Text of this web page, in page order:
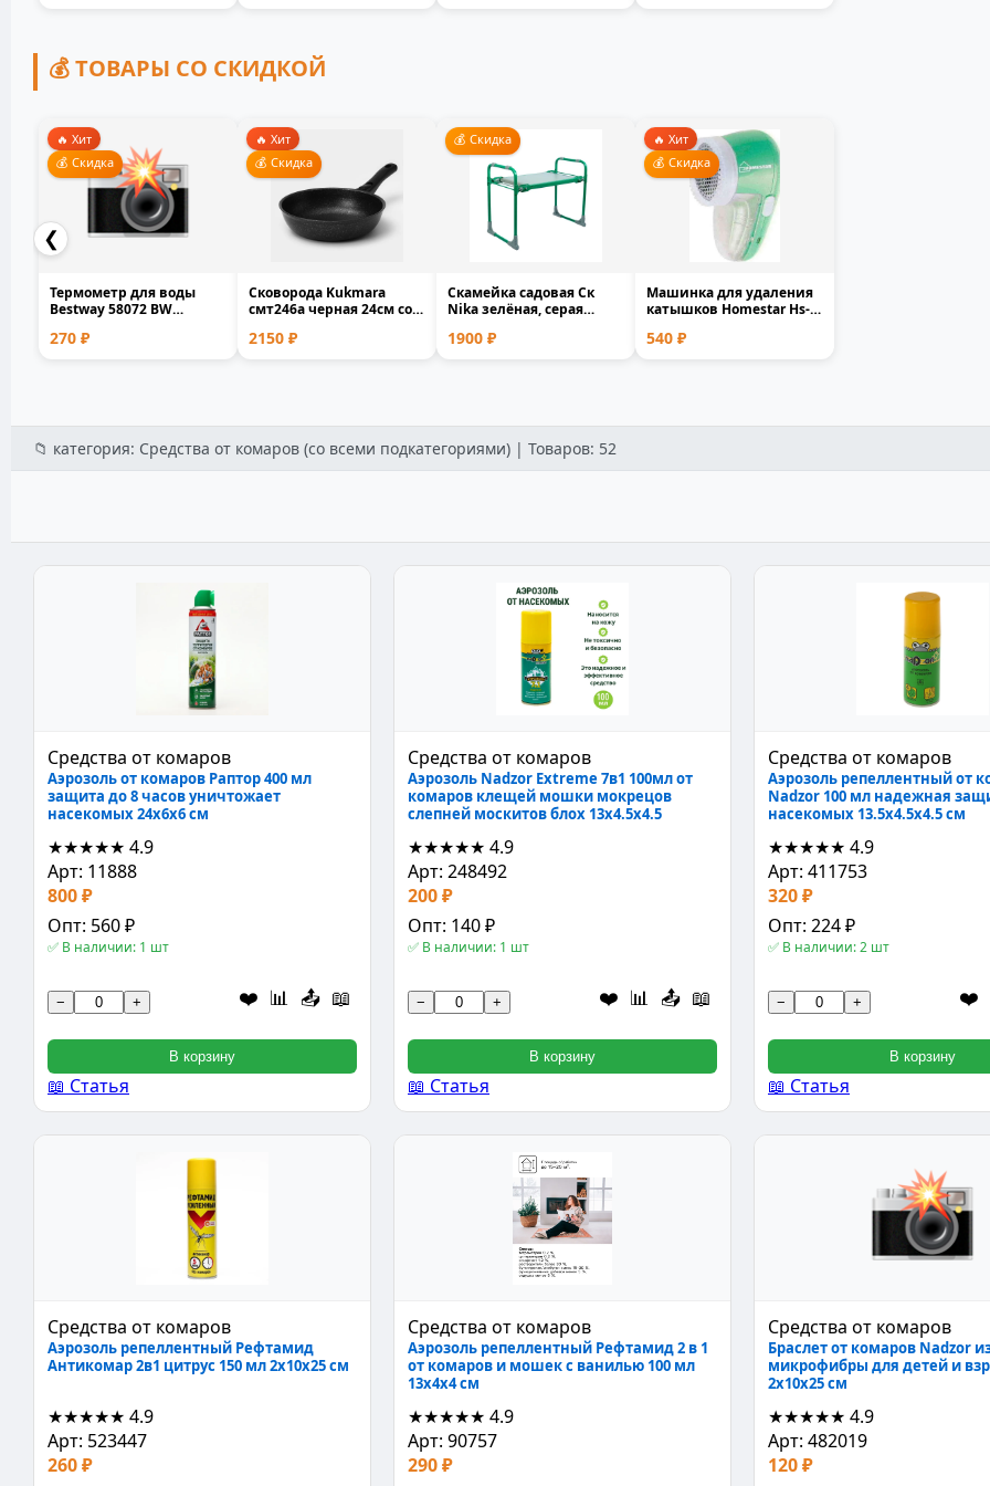
💰 ТОВАРЫ СО СКИДКОЙ
❮
🔥 Хит
💰 Скидка
Термометр для воды
Bestway 58072 BW
бассейна и...
270 ₽
🔥 Хит
💰 Скидка
Сковорода Kukmara
смт246а черная 24см со
2150 ₽
💰 Скидка
Скамейка садовая Ск
Nika зелёная, серая
1900 ₽
🔥 Хит
💰 Скидка
Машинка для удаления
катышков Homestar Hs-
540 ₽
📁 категория: Средства от комаров (со всеми подкатегориями) | Товаров: 52
Средства от комаров
Аэрозоль от комаров Раптор 400 мл
защита до 8 часов уничтожает
насекомых 24х6х6 см
★★★★★ 4.9
Арт: 11888
800 ₽
Опт: 560 ₽
✅ В наличии: 1 шт
− + ❤️ 📊 📤 📖
В корзину
📖 Статья
Средства от комаров
Аэрозоль Nadzor Extreme 7в1 100мл от
комаров клещей мошки мокрецов
слепней москитов блох 13x4.5x4.5
★★★★★ 4.9
Арт: 248492
200 ₽
Опт: 140 ₽
✅ В наличии: 1 шт
− + ❤️ 📊 📤 📖
В корзину
📖 Статья
Средства от комаров
Аэрозоль репеллентный от
Nadzor 100 мл надежная
насекомых 13.5х4.5х4.5 см
★★★★★ 4.9
Арт: 411753
320 ₽
Опт: 224 ₽
✅ В наличии: 2 шт
− + ❤️
В корзину
📖 Статья
Средства от комаров
Аэрозоль репеллентный Рефтамид
Антикомар 2в1 цитрус 150 мл 2x10x25 см
★★★★★ 4.9
Арт: 523447
260 ₽
Средства от комаров
Аэрозоль репеллентный Рефтамид 2 в 1
от комаров и мошек с ванилью 100 мл
13х4х4 см
★★★★★ 4.9
Арт: 90757
290 ₽
Средства от комаров
Браслет от комаров Nadzor
микрофибры для детей и
2x10x25 см
★★★★★ 4.9
Арт: 482019
120 ₽